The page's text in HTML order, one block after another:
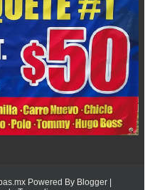
Powered By Blogger